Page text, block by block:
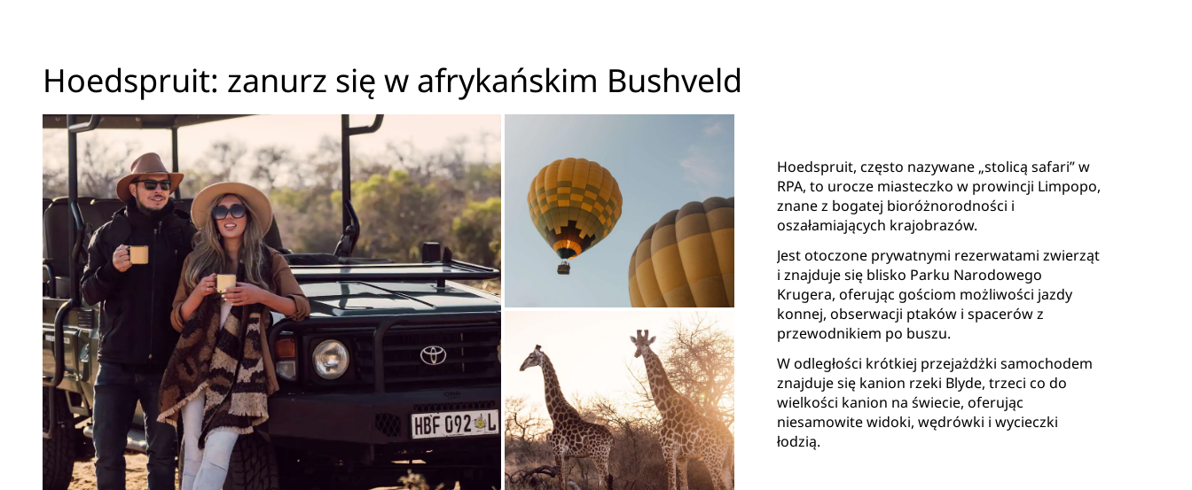
Hoedspruit: zanurz się w afrykańskim Bushveld
Hoedspruit, często nazywane „stolicą safari” w
RPA, to urocze miasteczko w prowincji Limpopo,
znane z bogatej bioróżnorodności i
oszałamiających krajobrazów.
Jest otoczone prywatnymi rezerwatami zwierząt
i znajduje się blisko Parku Narodowego
Krugera, oferując gościom możliwości jazdy
konnej, obserwacji ptaków i spacerów z
przewodnikiem po buszu.
W odległości krótkiej przejażdżki samochodem
znajduje się kanion rzeki Blyde, trzeci co do
wielkości kanion na świecie, oferując
niesamowite widoki, wędrówki i wycieczki
łodzią.